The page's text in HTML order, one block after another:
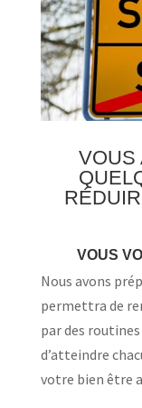
VOUS
VOUS
Nous avons
permettra de
par des
d’atteindre
votre bien être